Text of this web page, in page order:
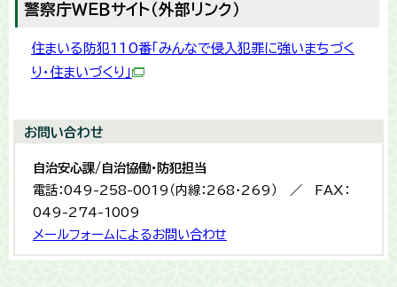
警察庁ＷＥＢサイト（外部リンク）
住まいる防犯110番「みんなで侵入犯罪に強いまちづく
り・住まいづくり」
お問い合わせ
自治安心課/自治協働・防犯担当
電話：049-258-0019（内線：268・269） ／ FAX：
049-274-1009
メールフォームによるお問い合わせ